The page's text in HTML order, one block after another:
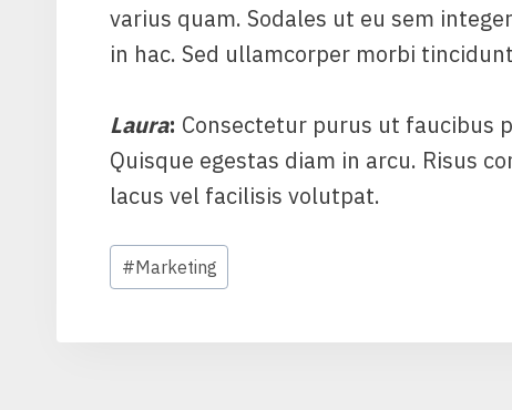
varius quam. Sodales ut eu sem
in hac. Sed ullamcorper morbi
Laura: Consectetur purus ut faucibus
Quisque egestas diam in arcu. Risus
lacus vel facilisis volutpat.
Étiquettes
de
#Marketing